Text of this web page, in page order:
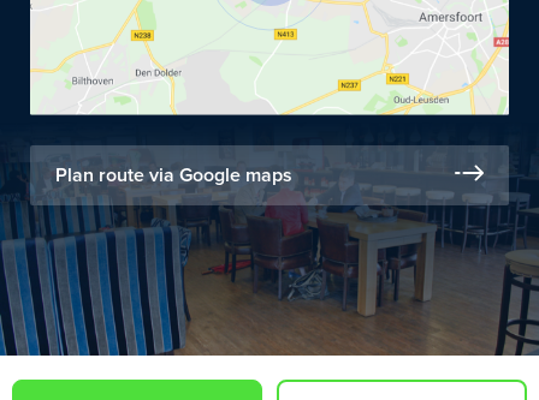
Plan route via Google maps